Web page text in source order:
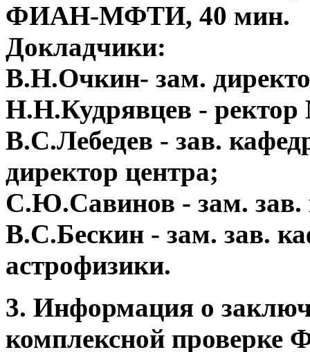
ФИАН-МФТИ, 40 мин.
Докладчики:
В.Н.Очкин- зам.
Н.Н.Кудрявцев -
В.С.Лебедев - зав.
директор центра;
С.Ю.Савинов - зам. зав.
В.С.Бескин - зам. зав.
астрофизики.
3. Информация о
комплексной